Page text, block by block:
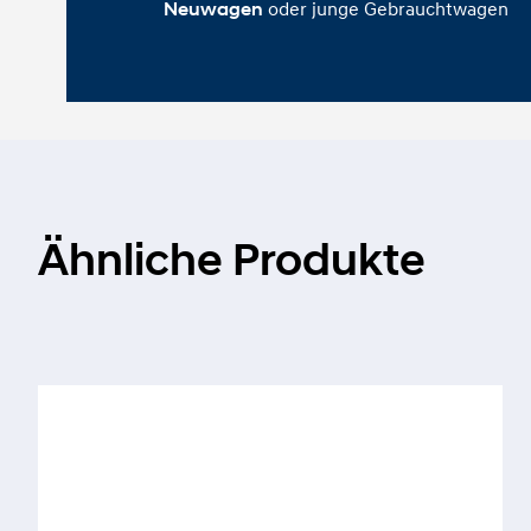
Neuwagen oder junge Gebrauchtwagen
Ähnliche Produkte